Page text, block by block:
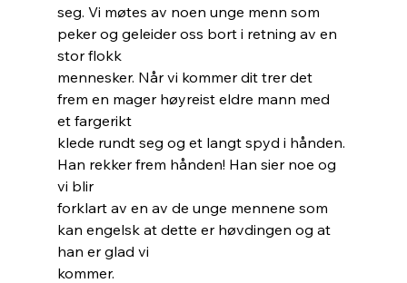
seg. Vi møtes av noen unge menn som
peker og geleider oss bort i retning av en
stor flokk
mennesker. Når vi kommer dit trer det
frem en mager høyreist eldre mann med
et fargerikt
klede rundt seg og et langt spyd i hånden.
Han rekker frem hånden! Han sier noe og
vi blir
forklart av en av de unge mennene som
kan engelsk at dette er høvdingen og at
han er glad vi
kommer.